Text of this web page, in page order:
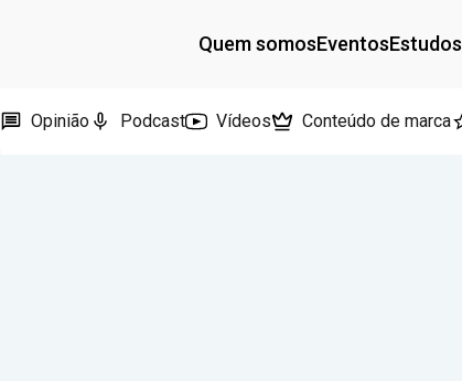
Quem somosEventosEstudos
Opinião Podcast Vídeos Conteúdo de marca